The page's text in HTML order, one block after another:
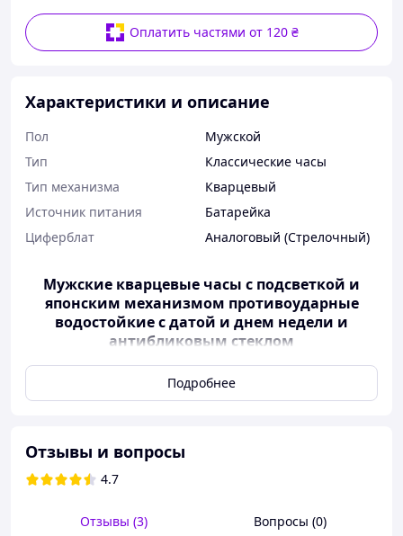
Оплатить частями от 120 ₴
Характеристики и описание
Пол
Мужской
Тип
Классические часы
Тип механизма
Кварцевый
Источник питания
Батарейка
Циферблат
Аналоговый (Стрелочный)
Мужские кварцевые часы с подсветкой и
японским механизмом противоударные
водостойкие с датой и днем недели и
антибликовым стеклом
⌚
Maverick Cyan Watch — роскошь, которая
говорит сама за себя💼💎
Подробнее
Отзывы и вопросы
4.7
Отзывы (3) Вопросы (0)